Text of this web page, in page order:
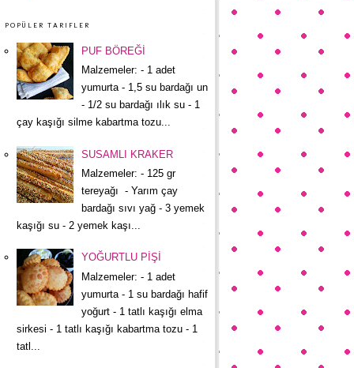
POPÜLER TARIFLER
PUF BÖREĞİ
Malzemeler: - 1 adet
yumurta - 1,5 su bardağı un
- 1/2 su bardağı ılık su - 1
çay kaşığı silme kabartma tozu...
SUSAMLI KRAKER
Malzemeler: - 125 gr
tereyağı - Yarım çay
bardağı sıvı yağ - 3 yemek
kaşığı su - 2 yemek kaşı...
YOĞURTLU PİŞİ
Malzemeler: - 1 adet
yumurta - 1 su bardağı hafif
yoğurt - 1 tatlı kaşığı elma
sirkesi - 1 tatlı kaşığı kabartma tozu - 1
tatl...